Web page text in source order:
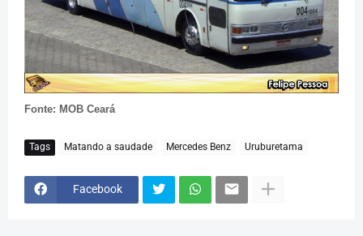
Fonte: MOB Ceará
Tags Matando a saudade Mercedes Benz Uruburetama
Facebook